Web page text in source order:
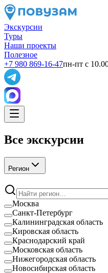
Экскурсии
Туры
Наши проекты
Полезное
+7 980 869-16-47пн-пт с
Все экскурсии
Регион
Москва
Санкт-Петербург
Калининградская область
Кировская область
Краснодарский край
Московская область
Нижегородская область
Новосибирская область